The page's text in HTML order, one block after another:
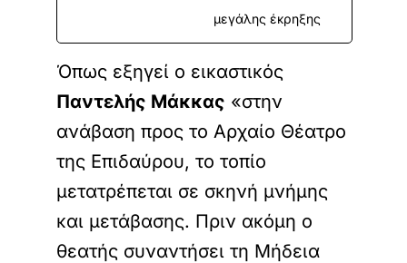
μεγάλης έκρηξης
Όπως εξηγεί ο εικαστικός
Παντελής Μάκκας «στην
ανάβαση προς το Αρχαίο Θέατρο
της Επιδαύρου, το τοπίο
μετατρέπεται σε σκηνή μνήμης
και μετάβασης. Πριν ακόμη ο
θεατής συναντήσει τη Μήδεια